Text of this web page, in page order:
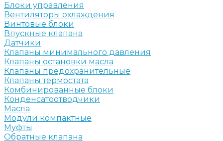
Блоки управления
Вентиляторы охлаждения
Винтовые блоки
Впускные клапана
Датчики
Клапаны минимального давления
Клапаны остановки масла
Клапаны предохранительные
Клапаны термостата
Комбинированные блоки
Конденсатоотводчики
Масла
Модули компактные
Муфты
Обратные клапана